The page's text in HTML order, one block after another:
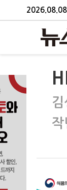
2026.08.08